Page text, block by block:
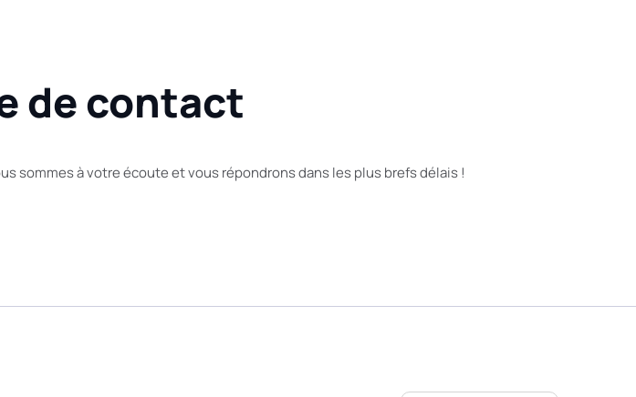
de contact
sommes à votre écoute et vous répondrons dans les plus brefs délais !